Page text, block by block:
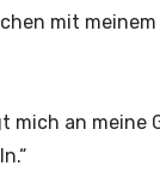
mit
mich an meine